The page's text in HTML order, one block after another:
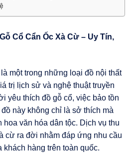
Cổ Cẩn Ốc Xà Cừ – Uy Tín,
một trong những loại đồ nội thất
trị lịch sử và nghệ thuật truyền
yêu thích đồ gỗ cổ, việc bảo tồn
này không chỉ là sở thích mà
văn hóa dân tộc. Dịch vụ thu
cừ ra đời nhằm đáp ứng nhu cầu
khách hàng trên toàn quốc.